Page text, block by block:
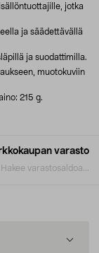
varasto
Hakee varastosaldoa...
jotka
ja säädettävällä
ja suodattimilla.
muotokuviin
215 g.